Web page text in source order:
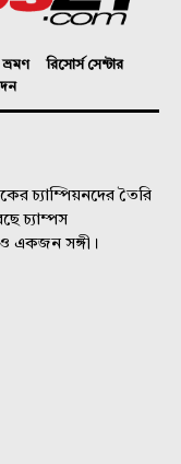
ভ্রমণ
রিসোর্স সেন্টার
চ্যাম্পিয়নদের তৈরি
চ্যাম্পস
একজন সঙ্গী।